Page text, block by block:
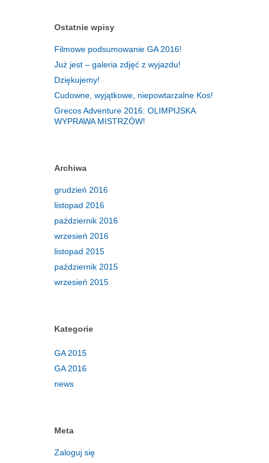
Ostatnie wpisy
Filmowe podsumowanie GA 2016!
Już jest – galeria zdjęć z wyjazdu!
Dziękujemy!
Cudowne, wyjątkowe, niepowtarzalne Kos!
Grecos Adventure 2016: OLIMPIJSKA
WYPRAWA MISTRZÓW!
Archiwa
grudzień 2016
listopad 2016
październik 2016
wrzesień 2016
listopad 2015
październik 2015
wrzesień 2015
Kategorie
GA 2015
GA 2016
news
Meta
Zaloguj się